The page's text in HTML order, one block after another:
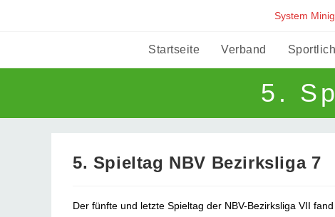
System
Startseite Verband
5.
5. Spieltag NBV Bezirksliga 7
Der fünfte und letzte Spieltag der NBV-Bezirksliga VII